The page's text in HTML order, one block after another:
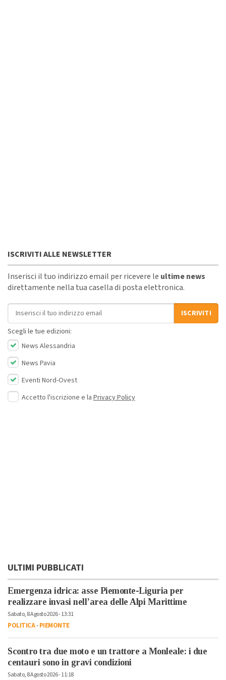
ISCRIVITI ALLE NEWSLETTER
Inserisci il tuo indirizzo email per ricevere le ultime news
direttamente nella tua casella di posta elettronica.
Indirizzo email
ISCRIVITI
Scegli le tue edizioni:
News Alessandria
News Pavia
Eventi Nord-Ovest
Accetto l'iscrizione e la Privacy Policy
ULTIMI PUBBLICATI
Emergenza idrica: asse Piemonte-Liguria per
realizzare invasi nell’area delle Alpi Marittime
Sabato, 8 Agosto 2026 - 13:31
POLITICA-PIEMONTE
Scontro tra due moto e un trattore a Monleale: i due
centauri sono in gravi condizioni
Sabato, 8 Agosto 2026 - 11:18